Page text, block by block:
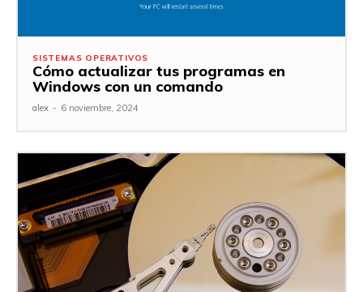
SISTEMAS OPERATIVOS
Cómo actualizar tus programas en
Windows con un comando
alex - 6 noviembre, 2024